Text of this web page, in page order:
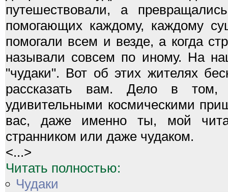
путешествовали, а
помогающих каждому, каждому
помогали всем и везде, а когда
называли совсем по иному. На
"чудаки". Вот об этих жителях
рассказать вам. Дело в
удивительными космическими
вас, даже именно ты, мой
странником или даже чудаком.
<...>
Читать полностью:
Чудаки